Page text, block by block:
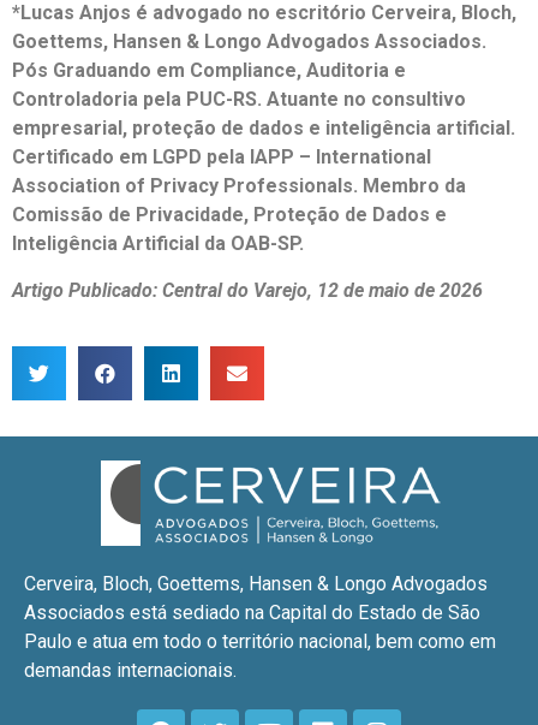
*Lucas Anjos é advogado no escritório Cerveira, Bloch,
Goettems, Hansen & Longo Advogados Associados.
Pós Graduando em Compliance, Auditoria e
Controladoria pela PUC-RS. Atuante no consultivo
empresarial, proteção de dados e inteligência artificial.
Certificado em LGPD pela IAPP – International
Association of Privacy Professionals. Membro da
Comissão de Privacidade, Proteção de Dados e
Inteligência Artificial da OAB-SP.
Artigo Publicado: Central do Varejo, 12 de maio de 2026
Cerveira, Bloch, Goettems, Hansen & Longo Advogados
Associados está sediado na Capital do Estado de São
Paulo e atua em todo o território nacional, bem como em
demandas internacionais.